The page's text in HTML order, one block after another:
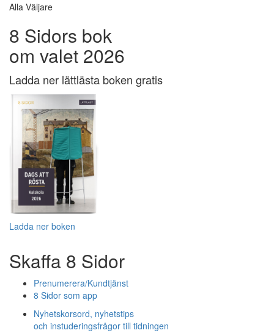
Alla Väljare
8 Sidors bok
om valet 2026
Ladda ner lättlästa boken gratis
Ladda ner boken
Skaffa 8 Sidor
Prenumerera/Kundtjänst
8 Sidor som app
Nyhetskorsord, nyhetstips
och instuderingsfrågor till tidningen